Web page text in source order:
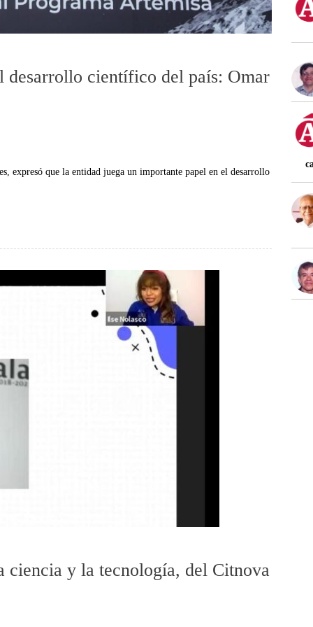
desarrollo científico del país: Omar
expresó que la entidad juega un importante papel en el desarrollo
ciencia y la tecnología, del Citnova